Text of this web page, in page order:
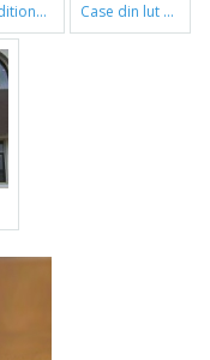
de baie case din lut si paie